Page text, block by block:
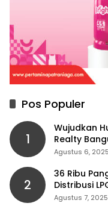
Pos Populer
1
Wujudkan
Realty
Agustus 6, 2025
2
36 Ribu
Distribusi
Agustus 7, 2025